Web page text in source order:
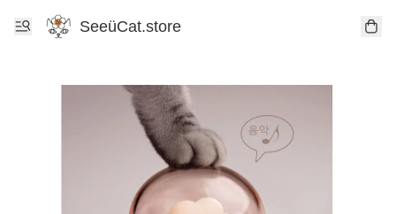
SeeüCat.store